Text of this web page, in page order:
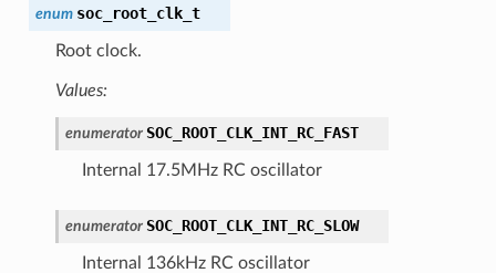
enum soc_root_clk_t
Root clock.
Values:
enumerator SOC_ROOT_CLK_INT_RC_FAST
Internal 17.5MHz RC oscillator
enumerator SOC_ROOT_CLK_INT_RC_SLOW
Internal 136kHz RC oscillator